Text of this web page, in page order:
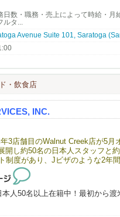
てもらいたい！」そんな思いで
な雰囲気で、溶け込みやすい環
い方・フルに仕事をしたい方・
ックスに対応できるのが弊社の特
下さい。ご応募お待ちしておりま
日数・職務・売上によって時給・月
ルタ...
Avenue Suite 101, Saratoga
・飲食店
INC.
年3店舗目のWalnut Creek店が5
開し約50名の日本人スタッフと
制度があり、Jビザのような2年
に現地で実践的にスタートでき
ョンを楽しんでいます。アメリ
られる環境がここにあります。
人50名以上在籍中！最初から